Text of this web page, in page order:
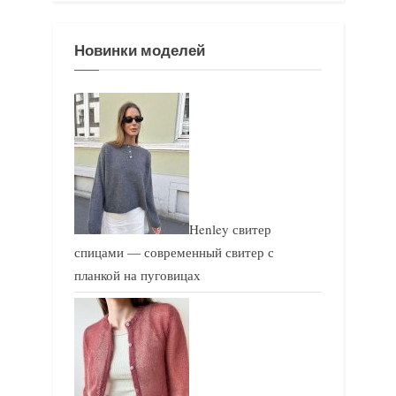
а
з
и
с
:
Новинки моделей
Henley свитер
спицами — современный свитер с
планкой на пуговицах